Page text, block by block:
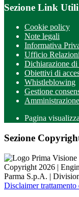
Sezione Link Utili
Cookie policy
Note legali
Informativa
Ufficio
Dichiarazione di
Obiettivi di
Whistleblowing
Gestione
Pagina
Sezione
Copyright 2026 |
Parma S.p.A. |
Disclaimer trattamento